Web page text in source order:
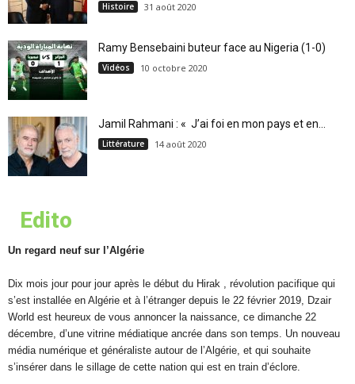
Histoire 31 août 2020
Ramy Bensebaini buteur face au Nigeria (1-0)
Vidéos 10 octobre 2020
Jamil Rahmani : « J’ai foi en mon pays et en...
Littérature 14 août 2020
Edito
Un regard neuf sur l’Algérie
Dix mois jour pour jour après le début du Hirak , révolution pacifique qui
s’est installée en Algérie et à l’étranger depuis le 22 février 2019, Dzair
World est heureux de vous annoncer la naissance, ce dimanche 22
décembre, d’une vitrine médiatique ancrée dans son temps. Un nouveau
média numérique et généraliste autour de l’Algérie, et qui souhaite
s’insérer dans le sillage de cette nation qui est en train d’éclore.